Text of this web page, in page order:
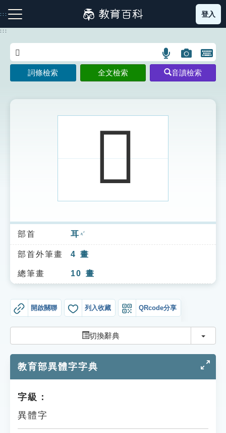
到
主
:::
注音索引圖示 筆畫索引圖示 部首索引表圖示
索引選單
知識索引
單字索引
貓頭鷹博士
登入
:::
語
言
搜
示
圖
片
搜
開
鍵
圖
詞條檢索 全文檢索 音讀檢索
𦕊
部首 耳 ㄦˇ
部首外筆畫 4 畫
總筆畫 10 畫
開啟關聯 列入收藏 QRcode分享
切換辭典 切換
教育部異體字字典
字級：
異體字